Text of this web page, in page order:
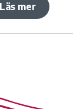
Läs mer